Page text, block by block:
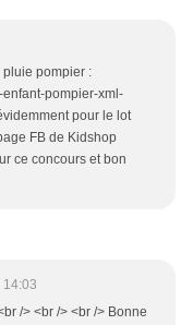
pluie pompier :
enfant-pompier-xml-
pour le lot
FB de Kidshop
ce concours et bon
/> <br /> <br /> Bonne